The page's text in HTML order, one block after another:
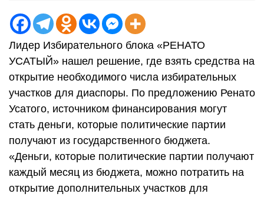
Лидер Избирательного блока «РЕНАТО
УСАТЫЙ» нашел решение, где взять средства на
открытие необходимого числа избирательных
участков для диаспоры. По предложению Ренато
Усатого, источником финансирования могут
стать деньги, которые политические партии
получают из государственного бюджета.
«Деньги, которые политические партии получают
каждый месяц из бюджета, можно потратить на
открытие дополнительных участков для